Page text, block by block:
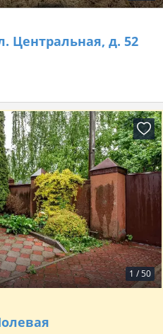
Центральная, д. 52
1 /50